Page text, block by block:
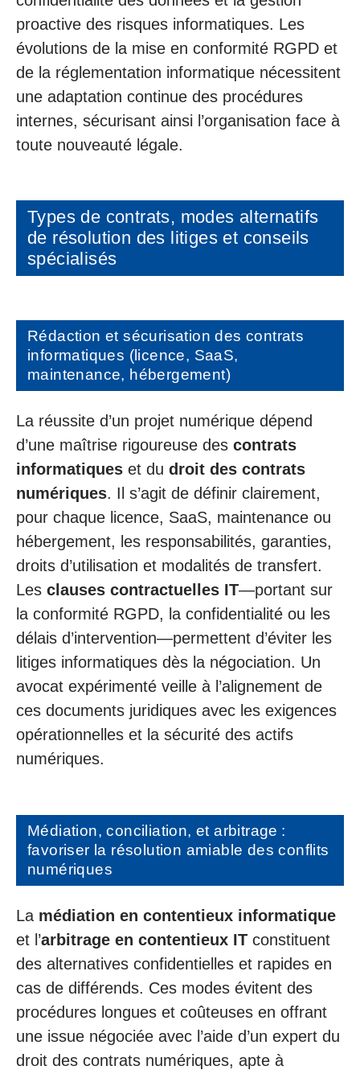
proactive des risques informatiques. Les
évolutions de la mise en conformité RGPD et
de la réglementation informatique nécessitent
une adaptation continue des procédures
internes, sécurisant ainsi l’organisation face à
toute nouveauté légale.
Types de contrats, modes alternatifs
de résolution des litiges et conseils
spécialisés
Rédaction et sécurisation des contrats
informatiques (licence, SaaS,
maintenance, hébergement)
La réussite d’un projet numérique dépend
d’une maîtrise rigoureuse des contrats
informatiques et du droit des contrats
numériques. Il s’agit de définir clairement,
pour chaque licence, SaaS, maintenance ou
hébergement, les responsabilités, garanties,
droits d’utilisation et modalités de transfert.
Les clauses contractuelles IT—portant sur
la conformité RGPD, la confidentialité ou les
délais d’intervention—permettent d’éviter les
litiges informatiques dès la négociation. Un
avocat expérimenté veille à l’alignement de
ces documents juridiques avec les exigences
opérationnelles et la sécurité des actifs
numériques.
Médiation, conciliation, et arbitrage :
favoriser la résolution amiable des conflits
numériques
La médiation en contentieux informatique
et l’arbitrage en contentieux IT constituent
des alternatives confidentielles et rapides en
cas de différends. Ces modes évitent des
procédures longues et coûteuses en offrant
une issue négociée avec l’aide d’un expert du
droit des contrats numériques, apte à